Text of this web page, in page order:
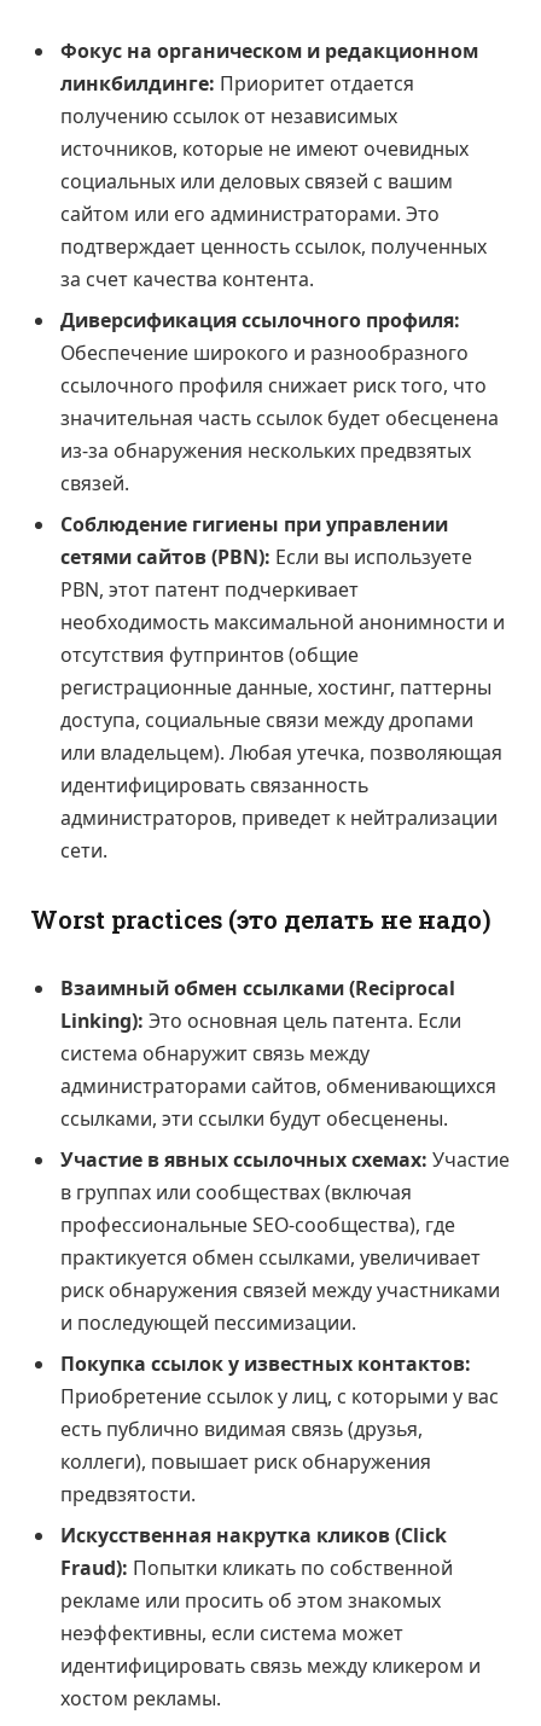
Фокус на органическом и редакционном
линкбилдинге: Приоритет отдается
получению ссылок от независимых
источников, которые не имеют очевидных
социальных или деловых связей с вашим
сайтом или его администраторами. Это
подтверждает ценность ссылок, полученных
за счет качества контента.
Диверсификация ссылочного профиля:
Обеспечение широкого и разнообразного
ссылочного профиля снижает риск того, что
значительная часть ссылок будет обесценена
из-за обнаружения нескольких предвзятых
связей.
Соблюдение гигиены при управлении
сетями сайтов (PBN): Если вы используете
PBN, этот патент подчеркивает
необходимость максимальной анонимности и
отсутствия футпринтов (общие
регистрационные данные, хостинг, паттерны
доступа, социальные связи между дропами
или владельцем). Любая утечка, позволяющая
идентифицировать связанность
администраторов, приведет к нейтрализации
сети.
Worst practices (это делать не надо)
Взаимный обмен ссылками (Reciprocal
Linking): Это основная цель патента. Если
система обнаружит связь между
администраторами сайтов, обменивающихся
ссылками, эти ссылки будут обесценены.
Участие в явных ссылочных схемах: Участие
в группах или сообществах (включая
профессиональные SEO-сообщества), где
практикуется обмен ссылками, увеличивает
риск обнаружения связей между участниками
и последующей пессимизации.
Покупка ссылок у известных контактов:
Приобретение ссылок у лиц, с которыми у вас
есть публично видимая связь (друзья,
коллеги), повышает риск обнаружения
предвзятости.
Искусственная накрутка кликов (Click
Fraud): Попытки кликать по собственной
рекламе или просить об этом знакомых
неэффективны, если система может
идентифицировать связь между кликером и
хостом рекламы.